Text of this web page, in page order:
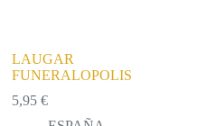
LAUGAR
FUNERALOPOLIS
5,95€